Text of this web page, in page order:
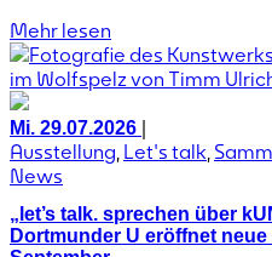
Mehr lesen
Mi. 29.07.2026 |
Ausstellung, Let's talk,
News
„let’s talk. sprechen über
Dortmunder U eröffnet